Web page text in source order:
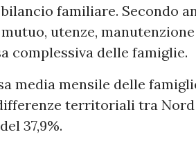
familiare. Secondo
utenze,
complessiva delle famiglie.
media mensile delle
territoriali tra Nord
37,9%.